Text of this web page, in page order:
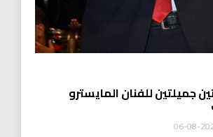
جميلتين للفنان المايسترو